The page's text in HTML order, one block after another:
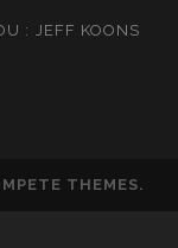
: JEFF KOONS
THEMES.